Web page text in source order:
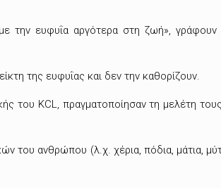
την ευφυΐα αργότερα στη ζωή»,
της ευφυΐας και δεν την καθορίζουν.
του KCL, πραγματοποίησαν τη μελέτη
ανθρώπου (λ.χ. χέρια, πόδια, μάτια,